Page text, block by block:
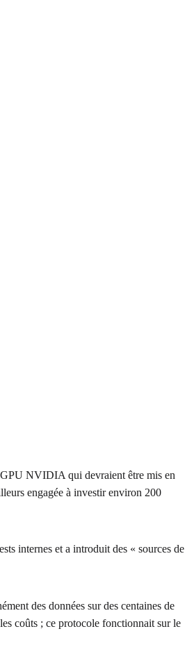
GPU NVIDIA qui devraient être mis en
engagée à investir environ 200
internes et a introduit des « sources de
des données sur des centaines de
coûts ; ce protocole fonctionnait sur le